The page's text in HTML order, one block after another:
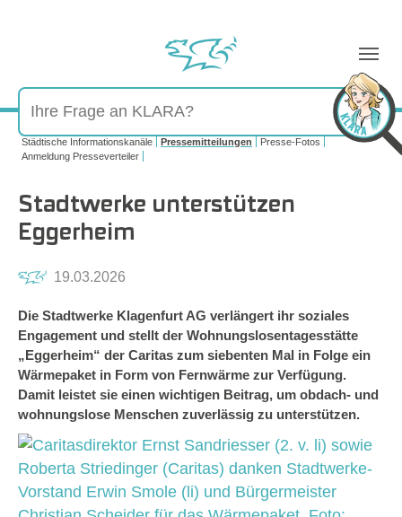
Sie sind hier:
Städtische Informationskanäle Pressemitteilungen
Presse-Fotos
Anmeldung Presseverteiler
Stadtwerke unterstützen
Eggerheim
19.03.2026
Die Stadtwerke Klagenfurt AG verlängert ihr soziales
Engagement und stellt der Wohnungslosentagesstätte
„Eggerheim“ der Caritas zum siebenten Mal in Folge ein
Wärmepaket in Form von Fernwärme zur Verfügung.
Damit leistet sie einen wichtigen Beitrag, um obdach- und
wohnungslose Menschen zuverlässig zu unterstützen.